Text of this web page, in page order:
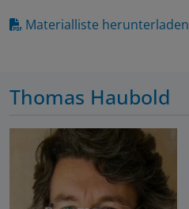
Materialliste herunterladen
Thomas Haubold